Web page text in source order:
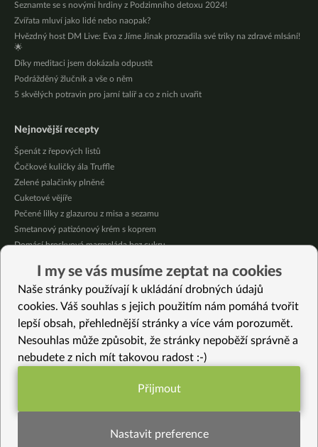
Seznamte se s novými hrdiny z Podzimního detoxu 2024!
Zvířata mluví jako lidé nebo naopak?
Hvězdný host DM Live: Eva z Jíme Jinak prozradila své triky na zdravé mlsání!
🌟
Díky meditaci jsem dokázala odpustit
Podrážděný žlučník a vše o něm
5 skvělých potravin pro jarní talíř a co z nich uvařit
Nejnovější recepty
Špenát z řepových listů
Čočkové kuličky ála Truffle
Zelené palačinky plněné
Cuketové vějíře
Pečené lilky z glazurou z misa a sezamu
Smetanový patizónový krém s koprem
Domácí broskvová marmeláda bez cukru
Citrónové jablečné muffiny se sójovou šlehačkou
Oves provoněný citrónem a bazalkou
Vybrané recepty
Rychlé plněné švestkové knedlíky bez lepku
Rýžový dort se švestkovým rozvarem
Slaný štrúdl s kysaným zelím a uzeným tofu
I my se vás musíme zeptat na cookies
Naše stránky používají k ukládání drobných údajů
cookies. Váš souhlas s jejich použitím nám pomáhá tvořit
lepší obsah, přehlednější stránky a více vám porozumět.
Nesouhlas může způsobit, že stránky nepoběží správně a
nebudete z nich mít takovou radost :-)
Funkční nastavení potřebujeme (vždy
Přijmout
Nastavit preference